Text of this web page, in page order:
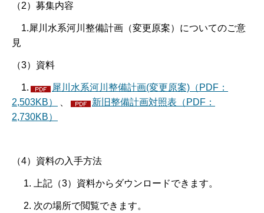
（2）募集内容
1.犀川水系河川整備計画（変更原案）についてのご意
見
（3）資料
1.
犀川水系河川整備計画(変更原案)（PDF：
2,503KB）
新旧整備計画対照表（PDF：
2,730KB）
（4）資料の入手方法
1. 上記（3）資料からダウンロードできます。
2. 次の場所で閲覧できます。